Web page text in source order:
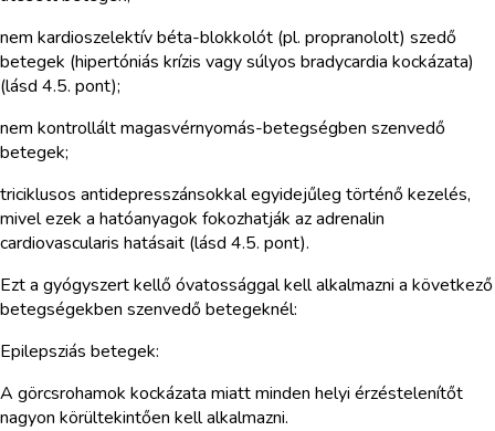
nem kardioszelektív béta-blokkolót (pl. propranololt) szedő
betegek (hipertóniás krízis vagy súlyos bradycardia kockázata)
(lásd 4.5. pont);
nem kontrollált magasvérnyomás-betegségben szenvedő
betegek;
triciklusos antidepresszánsokkal egyidejűleg történő kezelés,
mivel ezek a hatóanyagok fokozhatják az adrenalin
cardiovascularis hatásait (lásd 4.5. pont).
Ezt a gyógyszert kellő óvatossággal kell alkalmazni a következő
betegségekben szenvedő betegeknél:
Epilepsziás betegek:
A görcsrohamok kockázata miatt minden helyi érzéstelenítőt
nagyon körültekintően kell alkalmazni.